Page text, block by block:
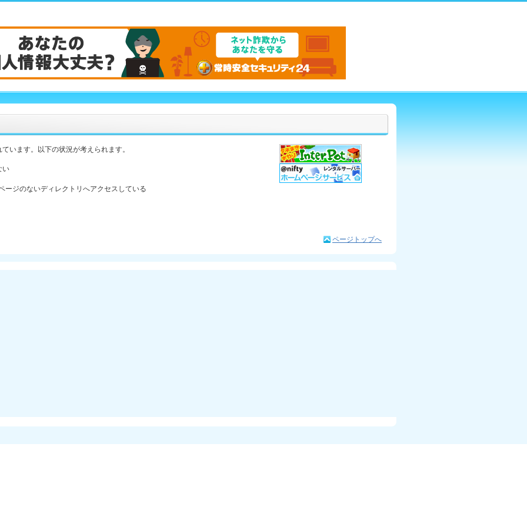
います。以下の状況が考えられます。
い
ージのないディレクトリへアクセスしている
ページトップへ